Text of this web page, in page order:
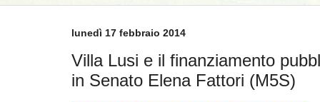
lunedì 17 febbraio 2014
Villa Lusi e il finanziamento
in Senato Elena Fattori (M5S)